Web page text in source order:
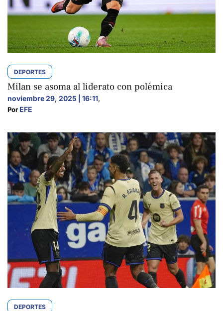
DEPORTES
Milan se asoma al liderato con polémica
noviembre 29, 2025 | 16:11,
Por EFE
DEPORTES